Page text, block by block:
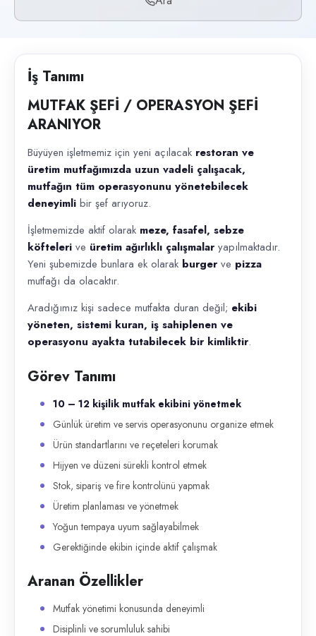
İlan açıklaması
MUTFAK ŞEFİ / OPERASYON ŞEFİ ARANIYOR Büyüyen işletmemiz
İş Tanımı
MUTFAK ŞEFİ / OPERASYON ŞEFİ
ARANIYOR
Büyüyen işletmemiz için yeni açılacak restoran ve
üretim mutfağımızda uzun vadeli çalışacak,
mutfağın tüm operasyonunu yönetebilecek
deneyimli bir şef arıyoruz.
İşletmemizde aktif olarak meze, fasafel, sebze
köfteleri ve üretim ağırlıklı çalışmalaryapılmaktadır.
Yeni şubemizde bunlara ek olarak burgerve pizza
mutfağı da olacaktır.
Aradığımız kişi sadece mutfakta duran değil; ekibi
yöneten, sistemi kuran, iş sahiplenen ve
operasyonu ayakta tutabilecek bir kimliktir.
Görev Tanımı
10 – 12 kişilik mutfak ekibini yönetmek
Günlük üretim ve servis operasyonunu organize etmek
Ürün standartlarını ve reçeteleri korumak
Hijyen ve düzeni sürekli kontrol etmek
Stok, sipariş ve fire kontrolünü yapmak
Üretim planlaması ve yönetmek
Yoğun tempaya uyum sağlayabilmek
Gerektiğinde ekibin içinde aktif çalışmak
Aranan Özellikler
Mutfak yönetimi konusunda deneyimli
Disiplinli ve sorumluluk sahibi